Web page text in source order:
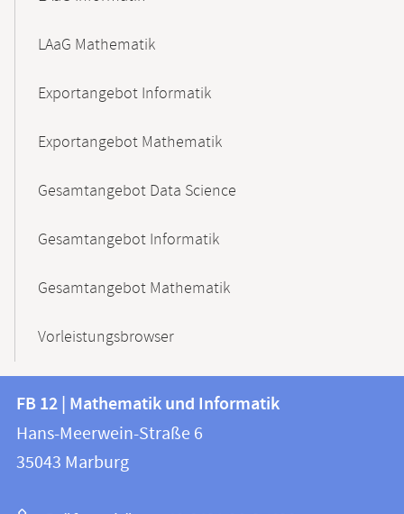
LAaG Mathematik
Exportangebot Informatik
Exportangebot Mathematik
Gesamtangebot Data Science
Gesamtangebot Informatik
Gesamtangebot Mathematik
Vorleistungsbrowser
Kontakt
und
Informationen
FB
12
|
FB 12 | Mathematik und Informatik
Hans-Meerwein-Straße 6
35043 Marburg